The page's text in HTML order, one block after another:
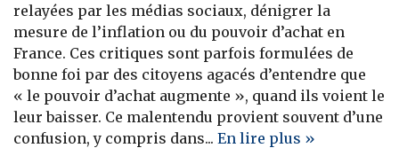
Patrimoine
Immobilier
Banque
relayées par les médias sociaux, dénigrer la
mesure de l’inflation ou du pouvoir d’achat en
France. Ces critiques sont parfois formulées de
bonne foi par des citoyens agacés d’entendre que
« le pouvoir d’achat augmente », quand ils voient le
leur baisser. Ce malentendu provient souvent d’une
confusion, y compris dans... En lire plus »